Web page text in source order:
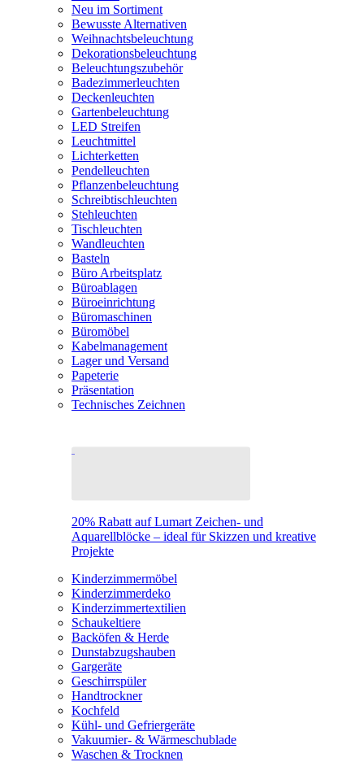
Neu im Sortiment
Bewusste Alternativen
Weihnachtsbeleuchtung
Dekorationsbeleuchtung
Beleuchtungszubehör
Badezimmerleuchten
Deckenleuchten
Gartenbeleuchtung
LED Streifen
Leuchtmittel
Lichterketten
Pendelleuchten
Pflanzenbeleuchtung
Schreibtischleuchten
Stehleuchten
Tischleuchten
Wandleuchten
Basteln
Büro Arbeitsplatz
Büroablagen
Büroeinrichtung
Büromaschinen
Büromöbel
Kabelmanagement
Lager und Versand
Papeterie
Präsentation
Technisches Zeichnen
20% Rabatt auf Lumart Zeichen- und
Aquarellblöcke – ideal für Skizzen und kreative
Projekte
Kinderzimmermöbel
Kinderzimmerdeko
Kinderzimmertextilien
Schaukeltiere
Backöfen & Herde
Dunstabzugshauben
Gargeräte
Geschirrspüler
Handtrockner
Kochfeld
Kühl- und Gefriergeräte
Vakuumier- & Wärmeschublade
Waschen & Trocknen